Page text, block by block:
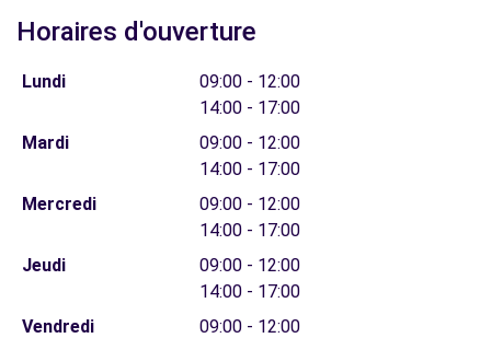
Horaires d'ouverture
Lundi
09:00 - 12:00
14:00 - 17:00
Mardi
09:00 - 12:00
14:00 - 17:00
Mercredi
09:00 - 12:00
14:00 - 17:00
Jeudi
09:00 - 12:00
14:00 - 17:00
Vendredi
09:00 - 12:00